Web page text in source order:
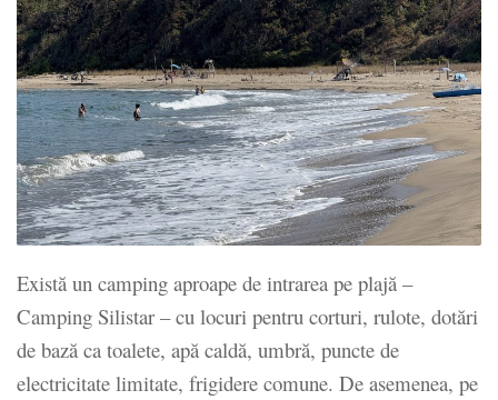
Există un camping aproape de intrarea pe plajă –
Camping Silistar – cu locuri pentru corturi, rulote, dotări
de bază ca toalete, apă caldă, umbră, puncte de
electricitate limitate, frigidere comune. De asemenea, pe